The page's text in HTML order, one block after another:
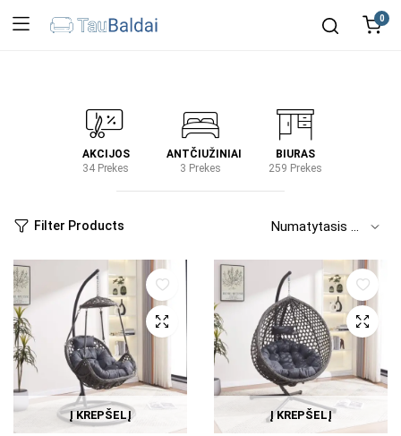
0
AKCIJOS
34 Prekes
ANTČIUŽINIAI
3 Prekes
BIURAS
259 Prekes
Filter Products
Į KREPŠELĮ Į KREPŠELĮ